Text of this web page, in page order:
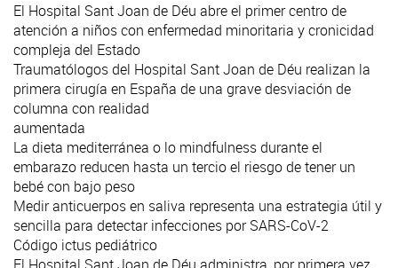
El Hospital Sant Joan de Déu abre el primer centro de
atención a niños con enfermedad minoritaria y cronicidad
compleja del Estado
Traumatólogos del Hospital Sant Joan de Déu realizan la
primera cirugía en España de una grave desviación de
columna con realidad
aumentada
La dieta mediterránea o lo mindfulness durante el
embarazo reducen hasta un tercio el riesgo de tener un
bebé con bajo peso
Medir anticuerpos en saliva representa una estrategia útil y
sencilla para detectar infecciones por SARS-CoV-2
Código ictus pediátrico